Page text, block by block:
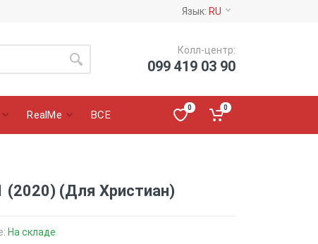
Язык: RU
Колл-центр:
099 419 03 90
RealMe ВСЕ
0 0
(2020) (Для Христиан)
На складе